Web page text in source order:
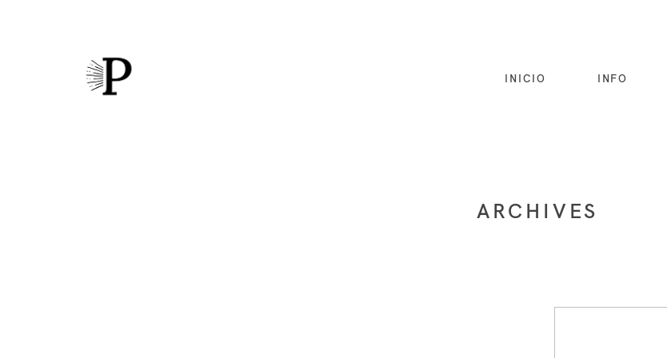
INICIO INFO
ARCHIVES